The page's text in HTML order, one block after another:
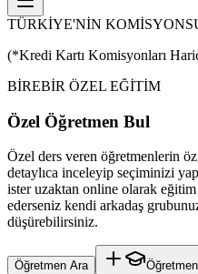
TÜRKİYE'NİN
(*Kredi Kartı Komisyonları
BİREBİR ÖZEL EĞİTİM
Özel Öğretmen Bul
Özel ders veren öğretmenlerin
detaylıca inceleyip seçiminizi
ister uzaktan online olarak
ederseniz kendi arkadaş
düşürebilirsiniz.
Öğretmen Ara